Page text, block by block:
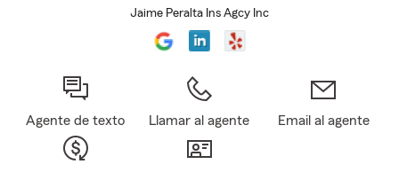
Jaime Peralta Ins Agcy Inc
Agente de texto Llamar al agente Email al agente